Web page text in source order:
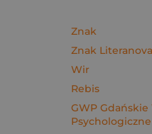
Znak
Znak Literanova
Wir
Rebis
GWP
Psychologiczne